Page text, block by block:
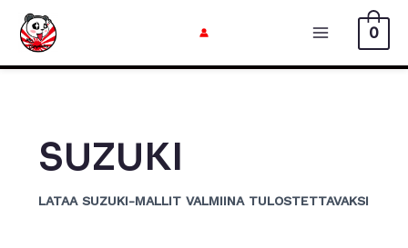
Siirry
sisältöön
0
SUZUKI
LATAA SUZUKI-MALLIT VALMIINA TULOSTETTAVAKSI